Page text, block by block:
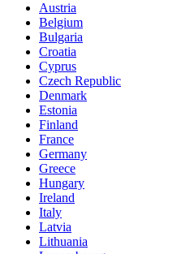
Austria
Belgium
Bulgaria
Croatia
Cyprus
Czech Republic
Denmark
Estonia
Finland
France
Germany
Greece
Hungary
Ireland
Italy
Latvia
Lithuania